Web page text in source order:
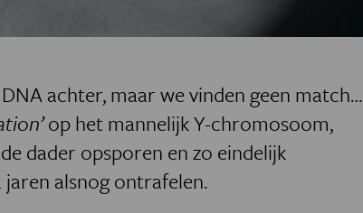
achter, maar we vinden geen match…
op het mannelijk Y-chromosoom,
dader opsporen en zo eindelijk
jaren alsnog ontrafelen.